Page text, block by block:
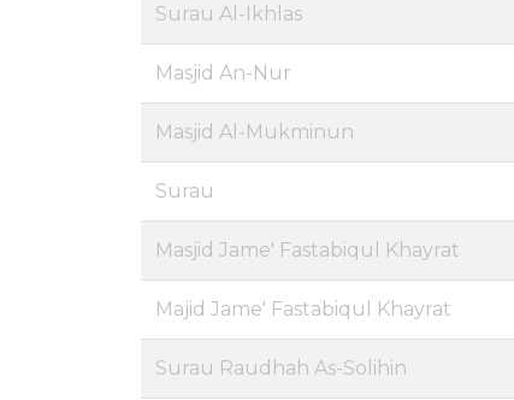
Surau Al-Ikhlas
Masjid An-Nur
Masjid Al-Mukminun
Surau
Masjid Jame' Fastabiqul Khayrat
Majid Jame' Fastabiqul Khayrat
Surau Raudhah As-Solihin